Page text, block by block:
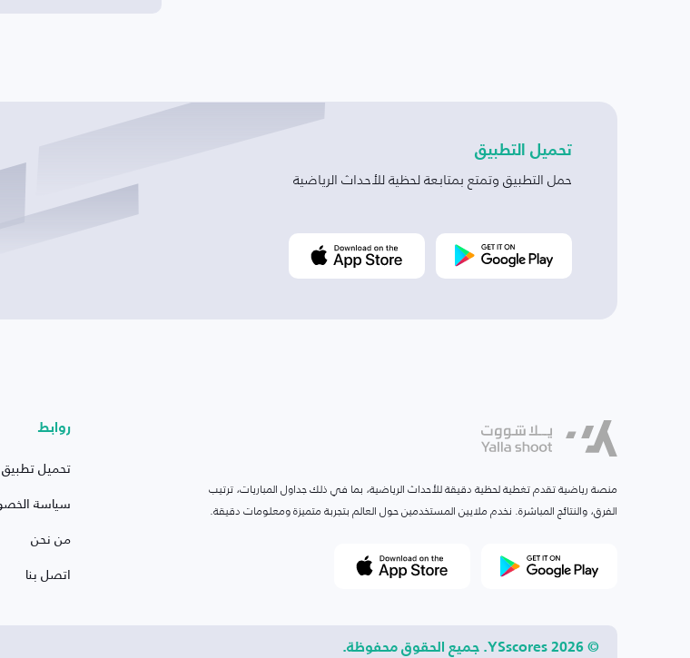
تحميل التطبيق
حمل التطبيق وتمتع بمتابعة لحظية للأحداث الرياضية
منصة رياضية تقدم تغطية لحظية دقيقة للأحداث الرياضية، بما في ذلك جداول المباريات، ترتيب
الفرق، والنتائج المباشرة. نخدم ملايين المستخدمين حول العالم بتجربة متميزة ومعلومات دقيقة.
روابط
تحميل
سياسة
من نحن
اتصل بنا
© 2026 YSscores. جميع الحقوق محفوظة.